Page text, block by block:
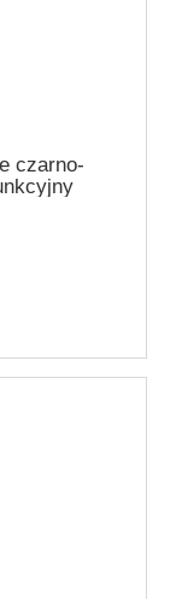
czarno-